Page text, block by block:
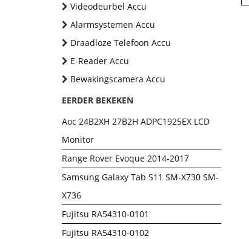
Videodeurbel Accu
Alarmsystemen Accu
Draadloze Telefoon Accu
E-Reader Accu
Bewakingscamera Accu
EERDER BEKEKEN
Aoc 24B2XH 27B2H ADPC1925EX LCD
Monitor
Range Rover Evoque 2014-2017
Samsung Galaxy Tab S11 SM-X730 SM-
X736
Fujitsu RA54310-0101
Fujitsu RA54310-0102